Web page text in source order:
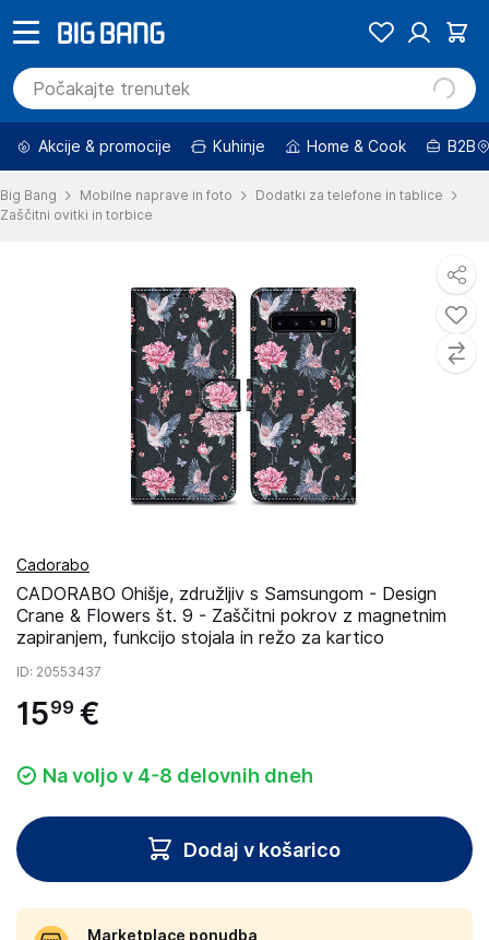
Akcije & promocije Kuhinje Home & Cook B2B
Big Bang Mobilne naprave in foto
Dodatki za telefone in tablice
Zaščitni ovitki in torbice
Cadorabo
CADORABO Ohišje, združljiv s Samsungom - Design
Crane & Flowers št. 9 - Zaščitni pokrov z magnetnim
zapiranjem, funkcijo stojala in režo za kartico
ID: 20553437
1599 €
Na voljo v 4-8 delovnih dneh
Dodaj v košarico
Marketplace ponudba